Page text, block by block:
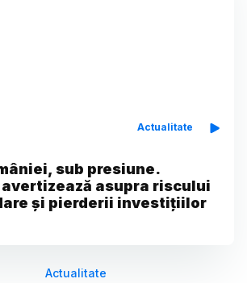
Actualitate
sub presiune.
asupra riscului
și pierderii investițiilor
Actualitate